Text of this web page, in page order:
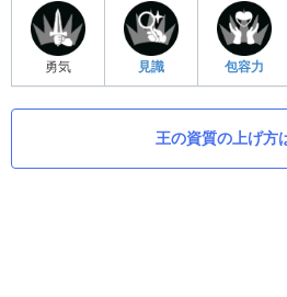
勇気 見識 包容力
王の資質の上げ方